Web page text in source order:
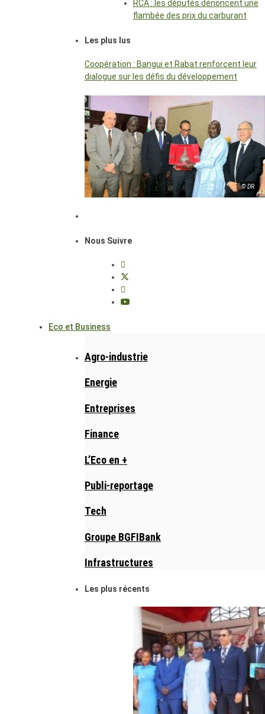
RCA : les députés dénoncent une
flambée des prix du carburant
Les plus lus
Coopération : Bangui et Rabat renforcent leur
dialogue sur les défis du développement
© DR
Nous Suivre
Eco et Business
Agro-industrie
Energie
Entreprises
Finance
L’Eco en +
Publi-reportage
Tech
Groupe BGFIBank
Infrastructures
Les plus récents